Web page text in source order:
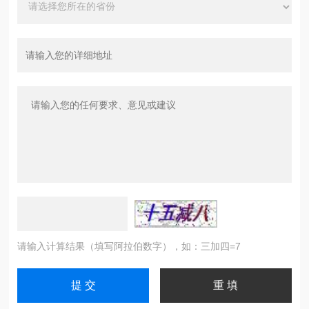
请输入计算结果（填写阿拉伯数字），如：三加四=7